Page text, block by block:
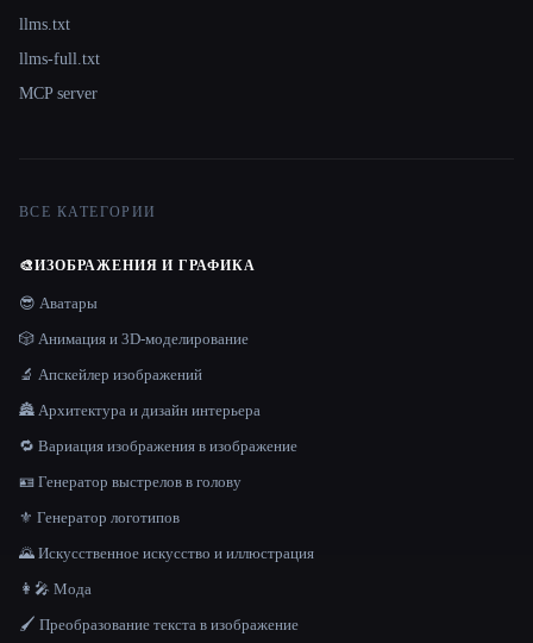
llms.txt
llms-full.txt
MCP server
ВСЕ КАТЕГОРИИ
🎨ИЗОБРАЖЕНИЯ И ГРАФИКА
😎 Аватары
🎲 Анимация и 3D-моделирование
🔬 Апскейлер изображений
🏯 Архитектура и дизайн интерьера
🔁 Вариация изображения в изображение
🪪 Генератор выстрелов в голову
⚜️ Генератор логотипов
🌄 Искусственное искусство и иллюстрация
👩‍🎤 Мода
🖌️ Преобразование текста в изображение